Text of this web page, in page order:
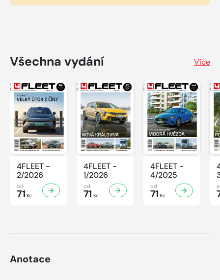
Všechna vydání Více
4FLEET -
2/2026
od
71 Kč
4FLEET -
1/2026
od
71 Kč
4FLEET -
4/2025
od
71 Kč
Anotace